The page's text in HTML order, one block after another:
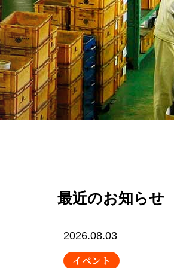
最近のお知らせ
2026.08.03
イベント